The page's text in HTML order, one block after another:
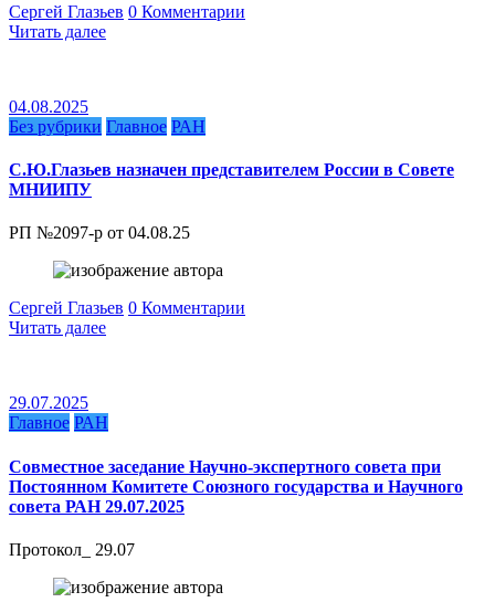
Сергей Глазьев 0 Комментарии
Читать далее
04.08.2025
Без рубрики Главное РАН
С.Ю.Глазьев назначен представителем России в Совете
МНИИПУ
РП №2097-р от 04.08.25
Сергей Глазьев 0 Комментарии
Читать далее
29.07.2025
Главное РАН
Совместное заседание Научно-экспертного совета при
Постоянном Комитете Союзного государства и Научного
совета РАН 29.07.2025
Протокол_ 29.07